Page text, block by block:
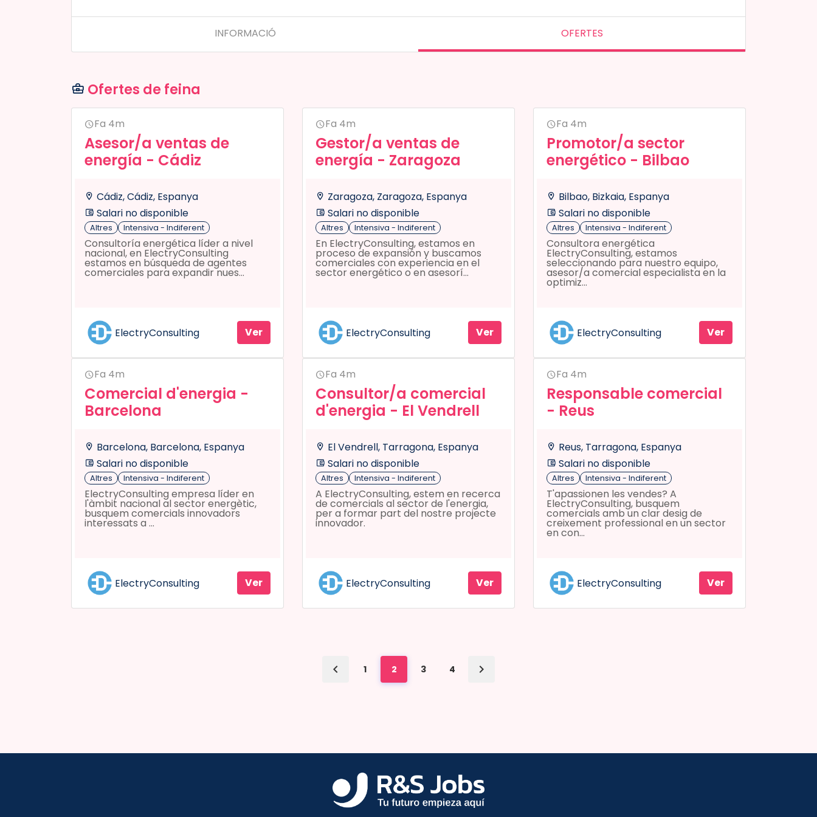
INFORMACIÓ OFERTES
Ofertes de feina
Fa 4m
Asesor/a ventas de
energía - Cádiz
Cádiz, Cádiz, Espanya
Salari no disponible
Altres Intensiva - Indiferent
Consultoría energética líder a nivel
nacional, en ElectryConsulting
estamos en búsqueda de agentes
comerciales para expandir nues...
ElectryConsulting Ver
Fa 4m
Gestor/a ventas de
energía - Zaragoza
Zaragoza, Zaragoza, Espanya
Salari no disponible
Altres Intensiva - Indiferent
En ElectryConsulting, estamos en
proceso de expansión y buscamos
comerciales con experiencia en el
sector energético o en asesorí...
ElectryConsulting Ver
Fa 4m
Promotor/a sector
energético - Bilbao
Bilbao, Bizkaia, Espanya
Salari no disponible
Altres Intensiva - Indiferent
Consultora energética
ElectryConsulting, estamos
seleccionando para nuestro equipo,
asesor/a comercial especialista en la
optimiz...
ElectryConsulting Ver
Fa 4m
Comercial d'energia -
Barcelona
Barcelona, Barcelona, Espanya
Salari no disponible
Altres Intensiva - Indiferent
ElectryConsulting empresa líder en
l'àmbit nacional al sector energètic,
busquem comercials innovadors
interessats a ...
ElectryConsulting Ver
Fa 4m
Consultor/a comercial
d'energia - El Vendrell
El Vendrell, Tarragona, Espanya
Salari no disponible
Altres Intensiva - Indiferent
A ElectryConsulting, estem en recerca
de comercials al sector de l'energia,
per a formar part del nostre projecte
innovador.
ElectryConsulting Ver
Fa 4m
Responsable comercial
- Reus
Reus, Tarragona, Espanya
Salari no disponible
Altres Intensiva - Indiferent
T'apassionen les vendes? A
ElectryConsulting, busquem
comercials amb un clar desig de
creixement professional en un sector
en con...
ElectryConsulting Ver
1 2 3 4